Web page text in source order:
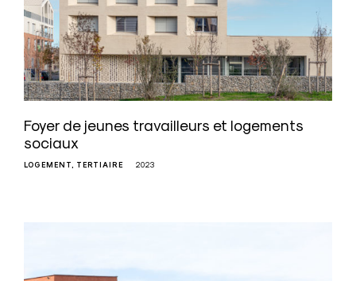
Foyer de jeunes travailleurs et logements
sociaux
LOGEMENT TERTIAIRE 2023